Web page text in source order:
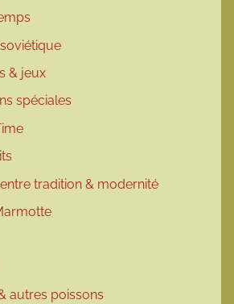
& jeux
spéciales
tradition & modernité
autres poissons